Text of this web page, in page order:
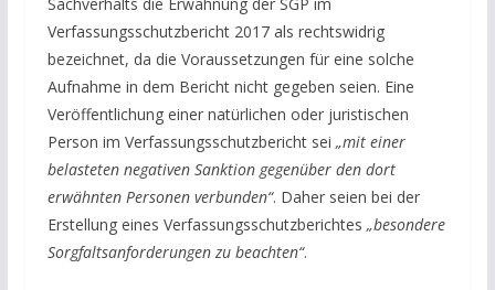
Verfassungsschutzbericht 2017 als rechtswidrig
bezeichnet, da die Voraussetzungen für eine solche
Aufnahme in dem Bericht nicht gegeben seien. Eine
Veröffentlichung einer natürlichen oder juristischen
Person im Verfassungsschutzbericht sei „mit einer
belasteten negativen Sanktion gegenüber den dort
erwähnten Personen verbunden“. Daher seien bei der
Erstellung eines Verfassungsschutzberichtes „besondere
Sorgfaltsanforderungen zu beachten“.